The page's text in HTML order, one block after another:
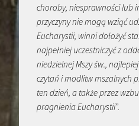
choroby, niesprawności lub
przyczyny nie mogą wziąć
Eucharystii, winni dołożyć
najpełniej uczestniczyć z
niedzielnej Mszy św.,
czytań i modlitw mszalnych
ten dzień, a także przez
pragnienia Eucharystii”.